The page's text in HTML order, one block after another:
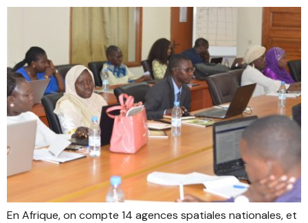
En Afrique, on compte 14 agences spatiales nationales, et